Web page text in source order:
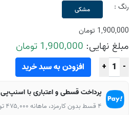
رنگ : مشکی
1,900,000 تومان
مبلغ نهایی: 1,900,000 تومان
+ - افزودن به سبد خرید
پرداخت قسطی و اعتباری با اسنپ‌پی
۴ قسط بدون کارمزد، ماهانه ۴۷۵٬۰۰۰ تومان